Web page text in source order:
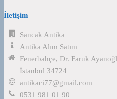
İletişim
Sancak Antika
Antika Alım Satım
Fenerbahçe, Dr. Faruk
İstanbul 34724
antikaci77@gmail.com
0531 981 01 90